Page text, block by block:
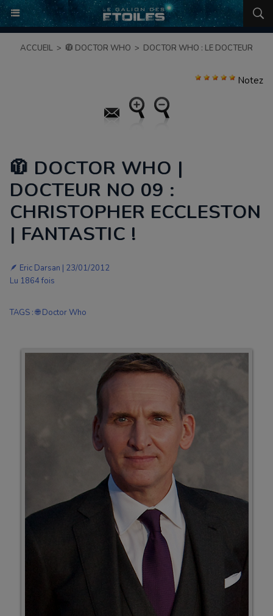
ACCUEIL > 🧥 DOCTOR WHO > DOCTOR WHO : LE DOCTEUR
Notez
🧥 DOCTOR WHO |
DOCTEUR NO 09 :
CHRISTOPHER ECCLESTON
| FANTASTIC !
🪶 Eric Darsan | 23/01/2012
Lu 1864 fois
TAGS :🌐 Doctor Who